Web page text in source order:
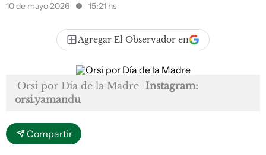
10 de mayo 2026 15:21 hs
Agregar El Observador en
Orsi por Día de la Madre Instagram:
orsi.yamandu
Compartir